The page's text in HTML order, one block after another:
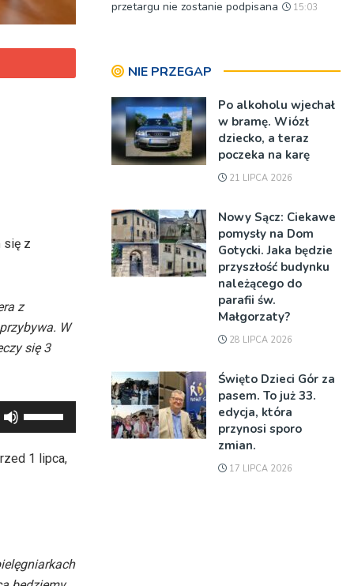
się z
z
W
się 3
strzałek
do
zwiększyć
1 lipca,
przetargu nie zostanie podpisana
15:03
NIE PRZEGAP
Po alkoholu wjechał
w bramę. Wiózł
dziecko, a teraz
poczeka na karę
21 LIPCA 2026
Nowy Sącz: Ciekawe
pomysły na Dom
Gotycki. Jaka będzie
przyszłość budynku
należącego do
parafii św.
Małgorzaty?
28 LIPCA 2026
Święto Dzieci Gór za
pasem. To już 33.
edycja, która
przynosi sporo
zmian.
17 LIPCA 2026